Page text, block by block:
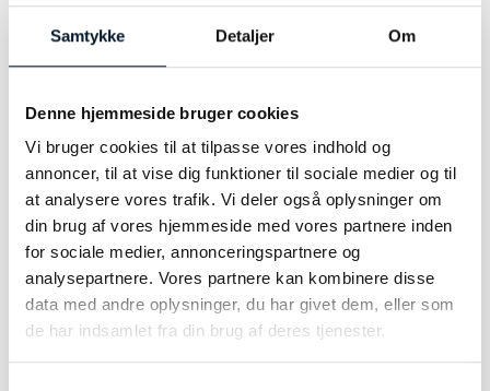
Samtykke Detaljer Om
Denne hjemmeside bruger cookies
Vi bruger cookies til at tilpasse vores indhold og
annoncer, til at vise dig funktioner til sociale medier og til
at analysere vores trafik. Vi deler også oplysninger om
din brug af vores hjemmeside med vores partnere inden
for sociale medier, annonceringspartnere og
analysepartnere. Vores partnere kan kombinere disse
data med andre oplysninger, du har givet dem, eller som
de har indsamlet fra din brug af deres tjenester.
MATERIALE 14kt
STEN Koral
STØRRELSE 5,5mm
RELATEREDE VARER